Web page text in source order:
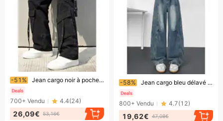
Bientôt la fin !
-51% Jean cargo noir à poches multiples et ruban pour homme, style rétro américain, jambes larges et droites, version transfrontalière
700+ Vendu 4.4(24)
26,09€ 53,16€
Bientôt la fin !
-58% Jean cargo bleu délavé style rétro américain pour homme, coupe ample, jambes droites, style patchwork, tendance et neuf.
800+ Vendu 4.7(12)
19,62€ 47,08€